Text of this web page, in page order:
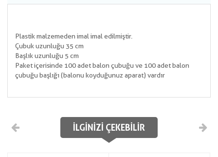
Plastik malzemeden imal imal edilmiştir.
Çubuk uzunluğu 35 cm
Başlık uzunluğu 5 cm
Paket içerisinde 100 adet balon çubuğu ve 100 adet balon
çubuğu başlığı (balonu koyduğunuz aparat) vardır
İLGINIZI ÇEKEBILIR